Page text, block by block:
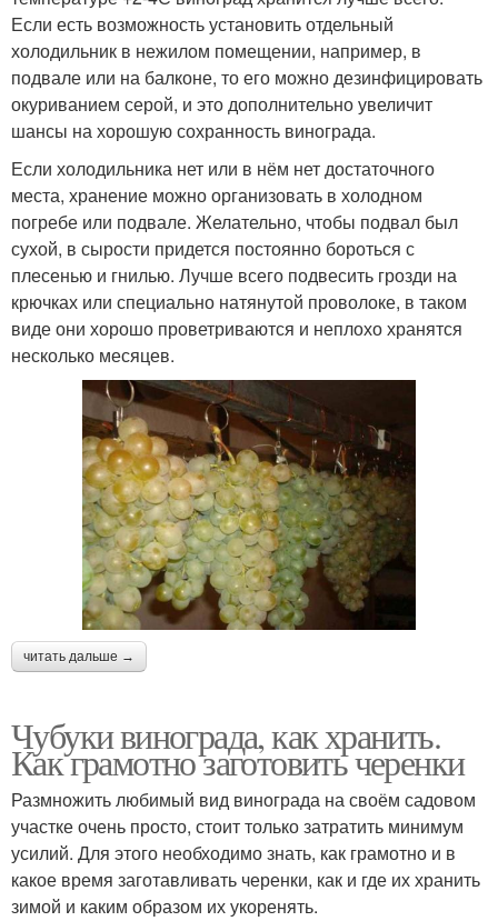
Если есть возможность установить отдельный
холодильник в нежилом помещении, например, в
подвале или на балконе, то его можно дезинфицировать
окуриванием серой, и это дополнительно увеличит
шансы на хорошую сохранность винограда.
Если холодильника нет или в нём нет достаточного
места, хранение можно организовать в холодном
погребе или подвале. Желательно, чтобы подвал был
сухой, в сырости придется постоянно бороться с
плесенью и гнилью. Лучше всего подвесить грозди на
крючках или специально натянутой проволоке, в таком
виде они хорошо проветриваются и неплохо хранятся
несколько месяцев.
читать дальше →
Чубуки винограда, как хранить.
Как грамотно заготовить черенки
Размножить любимый вид винограда на своём садовом
участке очень просто, стоит только затратить минимум
усилий. Для этого необходимо знать, как грамотно и в
какое время заготавливать черенки, как и где их хранить
зимой и каким образом их укоренять.